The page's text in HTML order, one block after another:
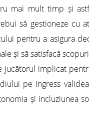
mai mult timp și
să gestioneze cu
pentru a asigura
și să satisfacă
jucătorul implicat
pe Ingress
și incluziunea